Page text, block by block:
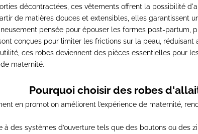
décontractées, ces vêtements offrent la possibilité
de matières douces et extensibles, elles garantissent
pensée pour épouser les formes post-
conçues pour limiter les frictions sur la peau, réduisant
ces robes deviennent des pièces essentielles pour
maternité.
Pourquoi choisir des robes
en promotion améliorent l’expérience de maternité,
à des systèmes d’ouverture tels que des boutons ou